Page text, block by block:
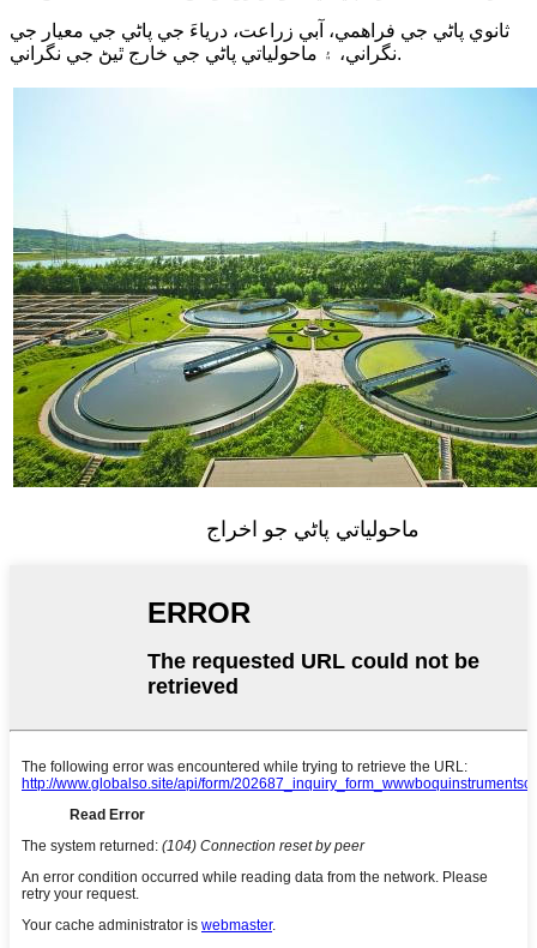
ثانوي پاڻي جي فراهمي، آبي زراعت، درياءَ جي پاڻي جي معيار جي
نگراني، ۽ ماحولياتي پاڻي جي خارج ٿيڻ جي نگراني.
ماحولياتي پاڻي جو اخراج